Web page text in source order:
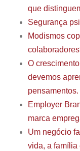
que
Segurança
Modismos
O
devemos
pensamentos.
Employer
marca
Um negócio
vida, a família